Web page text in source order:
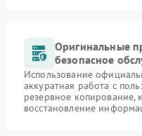
Оригинальные
безопасное
Использование
аккуратная работа с
резервное копирование,
восстановление